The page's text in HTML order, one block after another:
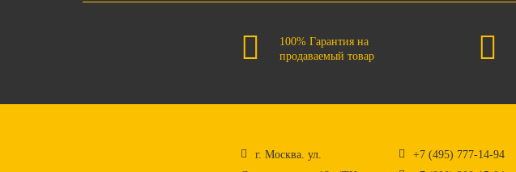
100% Гарантия на
продаваемый товар
г. Москва. ул.
+7 (495) 777-14-94